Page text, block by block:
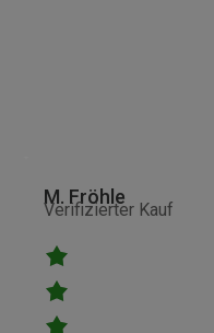
Verifizierter Kauf
M. Fröhle